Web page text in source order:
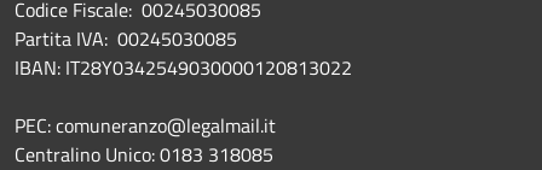
Codice Fiscale: 00245030085
Partita IVA: 00245030085
IBAN: IT28Y0342549030000120813022
PEC: comuneranzo@legalmail.it
Centralino Unico: 0183 318085